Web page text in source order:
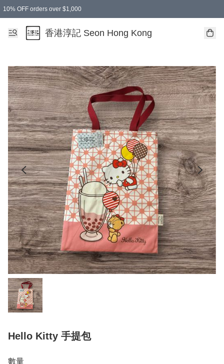
10% OFF orders over $1,000
香港淳記 Seon Hong Kong
Hello Kitty 手提包
數量